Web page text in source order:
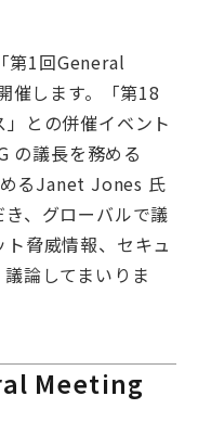
第1回General
催します。「第18
との併催イベント
の議長を務める
るJanet Jones 氏
、グローバルで議
脅威情報、セキュ
論してまいりま
Meeting